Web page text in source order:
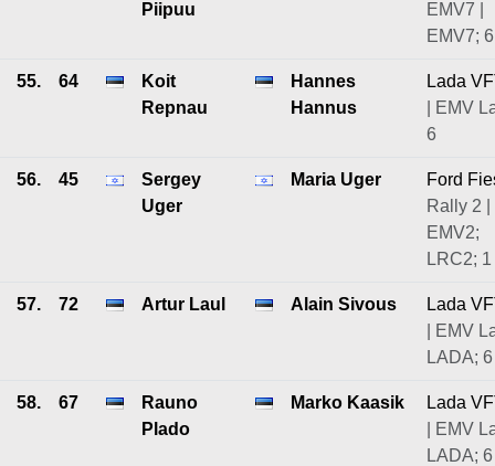
Piipuu
EMV7 |
EMV7; 6
55. 64
Koit
Repnau
Hannes
Hannus
Lada
| EMV
6
56. 45
Sergey
Uger
Maria Uger
Ford
Rally 2 |
EMV2;
LRC2; 1
57. 72 Artur Laul Alain Sivous
Lada
| EMV
LADA; 6
58. 67
Rauno
Plado
Marko Kaasik
Lada
| EMV
LADA; 6